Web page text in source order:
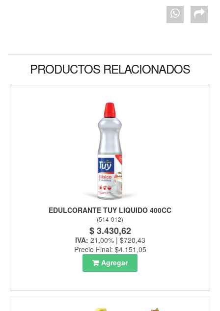
PRODUCTOS RELACIONADOS
EDULCORANTE TUY LIQUIDO 400CC
(514-012)
$ 3.430,62
IVA: 21,00% | $720,43
Precio Final: $4.151,05
Agregar